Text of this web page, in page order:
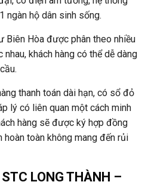
ngàn hộ dân sinh sống.
Biên Hòa được phân theo nhiều
khách hàng có thể dễ dàng
thanh toán dài hạn, có sổ đỏ
lý có liên quan một cách minh
hàng sẽ được ký hợp đồng
hoàn toàn không mang đến rủi
LONG THÀNH –